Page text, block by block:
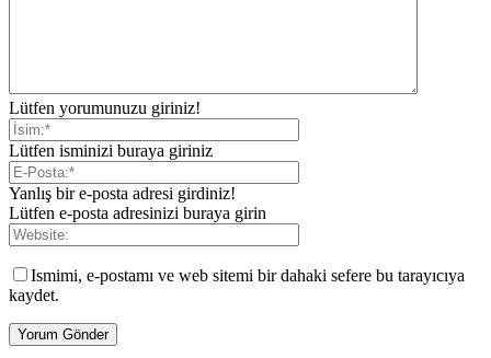
Lütfen yorumunuzu giriniz!
Lütfen isminizi buraya giriniz
Yanlış bir e-posta adresi girdiniz!
Lütfen e-posta adresinizi buraya girin
Ismimi, e-postamı ve web sitemi bir dahaki sefere bu tarayıcıya
kaydet.